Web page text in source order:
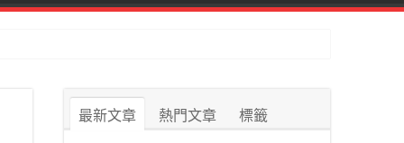
最新文章 熱門文章 標籤